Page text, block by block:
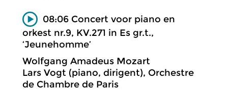
08:06 Concert voor piano en
orkest nr.9, KV.271 in Es gr.t.,
‘Jeunehomme’
Wolfgang Amadeus Mozart
Lars Vogt (piano, dirigent), Orchestre
de Chambre de Paris